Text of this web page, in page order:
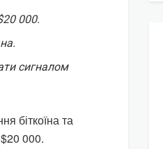
000.
сигналом
біткоїна та
000.